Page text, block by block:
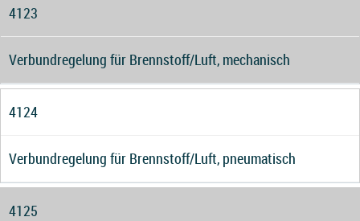
4123
Verbundregelung für Brennstoff/Luft, mechanisch
4124
Verbundregelung für Brennstoff/Luft, pneumatisch
4125